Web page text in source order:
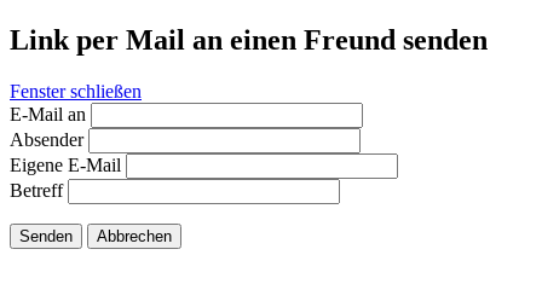
Link per Mail an einen Freund senden
Fenster schließen
E-Mail an
Absender
Eigene E-Mail
Betreff
Senden Abbrechen